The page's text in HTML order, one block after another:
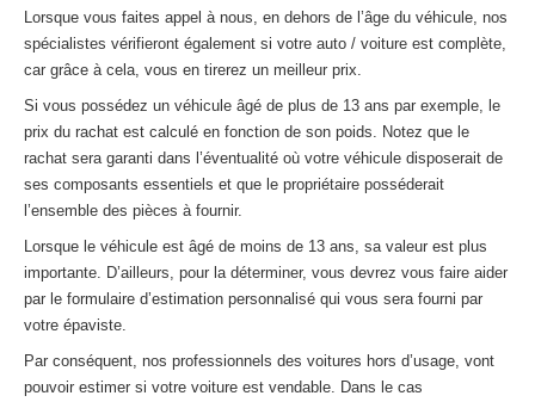
Lorsque vous faites appel à nous, en dehors de l’âge du véhicule, nos
spécialistes vérifieront également si votre auto / voiture est complète,
car grâce à cela, vous en tirerez un meilleur prix.
Si vous possédez un véhicule âgé de plus de 13 ans par exemple, le
prix du rachat est calculé en fonction de son poids. Notez que le
rachat sera garanti dans l’éventualité où votre véhicule disposerait de
ses composants essentiels et que le propriétaire posséderait
l’ensemble des pièces à fournir.
Lorsque le véhicule est âgé de moins de 13 ans, sa valeur est plus
importante. D’ailleurs, pour la déterminer, vous devrez vous faire aider
par le formulaire d’estimation personnalisé qui vous sera fourni par
votre épaviste.
Par conséquent, nos professionnels des voitures hors d’usage, vont
pouvoir estimer si votre voiture est vendable. Dans le cas